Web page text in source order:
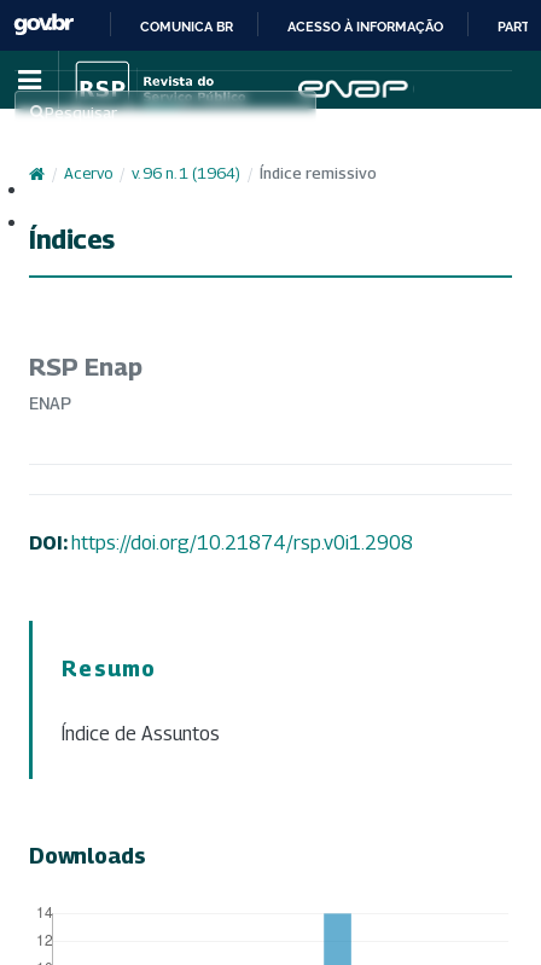
IR
PARA
CONTEÚDO
COMUNICA BR ACESSO À INFORMAÇÃO
Pesquisar
Acesso
/ Acervo / v. 96 n. 1 (1964) / Índice remissivo
Índices
RSP Enap
ENAP
DOI:https://doi.org/10.21874/rsp.v0i1.2908
Resumo
Índice de Assuntos
Downloads